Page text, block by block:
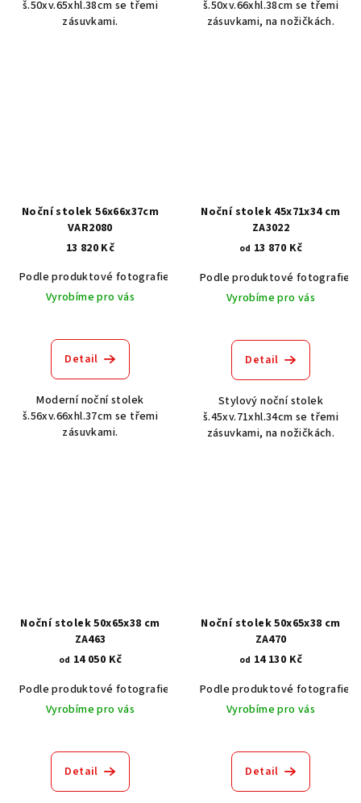
š.50xv.65xhl.38cm se třemi
zásuvkami.
š.50xv.66xhl.38cm se třemi
zásuvkami, na nožičkách.
Noční stolek 56x66x37cm
VAR2080
13 820 Kč
Podle produktové fotografie
Akát vintage BT1551
Dub světlý
Vyrobíme pro vás
Detail
Moderní noční stolek
š.56xv.66xhl.37cm se třemi
zásuvkami.
Noční stolek 45x71x34 cm
ZA3022
od 13 870 Kč
Podle produktové fotografie
Vyrobíme pro vás
Detail
Stylový noční stolek
š.45xv.71xhl.34cm se třemi
zásuvkami, na nožičkách.
Noční stolek 50x65x38 cm
ZA463
od 14 050 Kč
Podle produktové fotografie
Akát vintage BT1551
Dub světlý
Vyrobíme pro vás
Detail
Noční stolek 50x65x38 cm
ZA470
od 14 130 Kč
Podle produktové fotografie
Vyrobíme pro vás
Detail